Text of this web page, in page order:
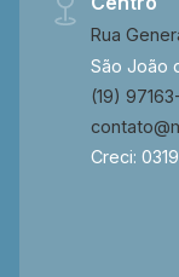
Rua
São João
(19)
Creci: